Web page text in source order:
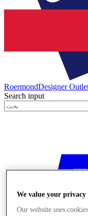
RoermondDesigner
Search input
We value your privacy
Our website uses